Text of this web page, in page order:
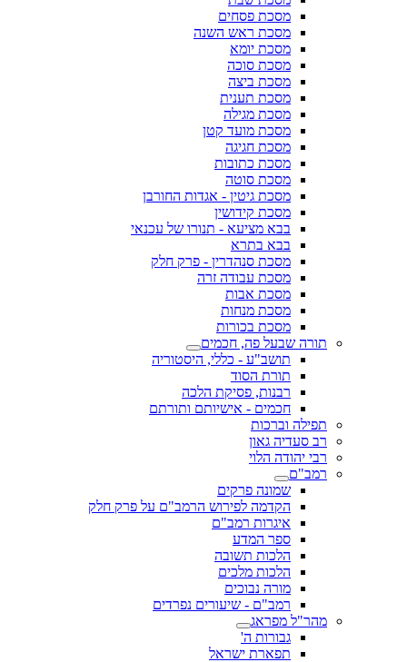
מסכת פסחים
מסכת ראש השנה
מסכת יומא
מסכת סוכה
מסכת ביצה
מסכת תענית
מסכת מגילה
מסכת מועד קטן
מסכת חגיגה
מסכת כתובות
מסכת סוטה
מסכת גיטין - אגדות החורבן
מסכת קידושין
בבא מציעא - תנורו של עכנאי
בבא בתרא
מסכת סנהדרין - פרק חלק
מסכת עבודה זרה
מסכת אבות
מסכת מנחות
מסכת בכורות
תורה שבעל פה, חכמים
תושב"ע - כללי, היסטוריה
תורת הסוד
רבנות, פסיקת הלכה
חכמים - אישיותם ותורתם
תפילה וברכות
רב סעדיה גאון
רבי יהודה הלוי
רמב"ם
שמונה פרקים
הקדמה לפירוש הרמב"ם על פרק חלק
איגרות רמב"ם
ספר המדע
הלכות תשובה
הלכות מלכים
מורה נבוכים
רמב"ם - שיעורים נפרדים
מהר"ל מפראג
גבורות ה'
תפארת ישראל